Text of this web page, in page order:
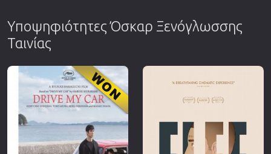
Υποψηφιότητες Όσκαρ Ξενόγλωσσης
Ταινίας